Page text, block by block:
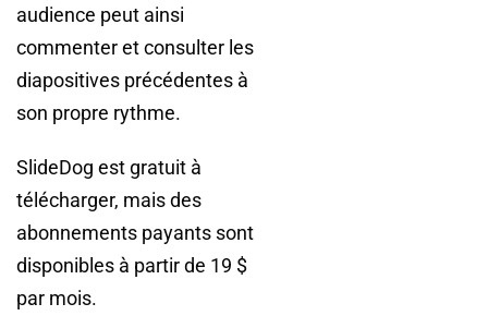
audience peut ainsi
commenter et consulter les
diapositives précédentes à
son propre rythme.
SlideDog est gratuit à
télécharger, mais des
abonnements payants sont
disponibles à partir de 19 $
par mois.